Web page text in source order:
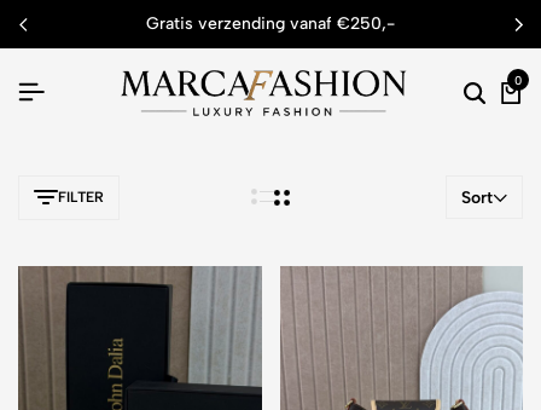
gratis verzending vanaf €250,-
0
FILTER Sort